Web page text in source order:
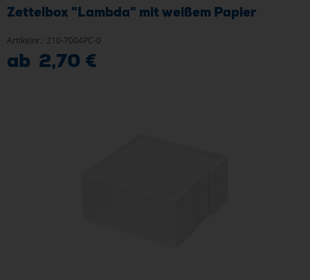
Zettelbox "Lambda" mit weißem Papier
Artikelnr.: 210-7004PC-0
ab 2,70 €